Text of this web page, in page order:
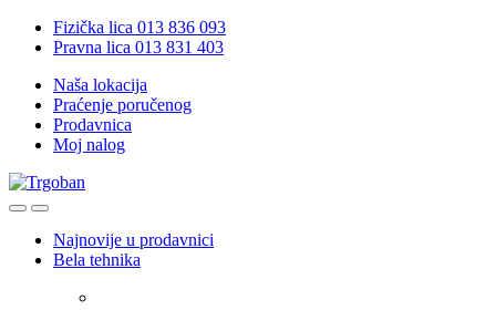
Skip
Skip
Fizička lica 013 836 093
Pravna lica 013 831 403
Naša lokacija
Praćenje poručenog
Prodavnica
Moj nalog
OpenClose
Najnovije u prodavnici
Bela tehnika